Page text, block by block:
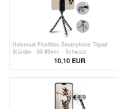
Universal Flexibles Smartphone Tripod
Ständer - 60-85mm - Schwarz
10,10EUR